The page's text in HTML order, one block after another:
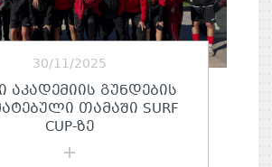
30/11/2025
ᲐᲙᲐᲓᲔᲛᲘᲘᲡ ᲒᲣᲜᲓᲔᲑᲘᲡ
ᲗᲐᲛᲐᲨᲘ SURF
CUP-ᲖᲔ